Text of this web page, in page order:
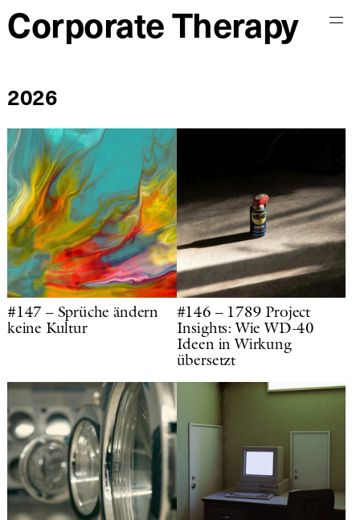
Start
Info
Impressum und
Datenschutz
Kontakt
Corporate Therapy
2026
#147 – Sprüche ändern
keine Kultur
#146 – 1789 Project
Insights: Wie WD-40
Ideen in Wirkung
übersetzt